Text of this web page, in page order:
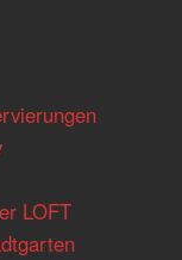
LOFT